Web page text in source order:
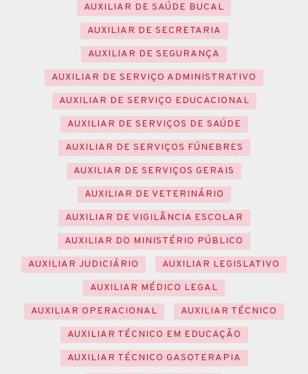
AUXILIAR DE SAÚDE BUCAL
AUXILIAR DE SECRETARIA
AUXILIAR DE SEGURANÇA
AUXILIAR DE SERVIÇO ADMINISTRATIVO
AUXILIAR DE SERVIÇO EDUCACIONAL
AUXILIAR DE SERVIÇOS DE SAÚDE
AUXILIAR DE SERVIÇOS FÚNEBRES
AUXILIAR DE SERVIÇOS GERAIS
AUXILIAR DE VETERINÁRIO
AUXILIAR DE VIGILÂNCIA ESCOLAR
AUXILIAR DO MINISTÉRIO PÚBLICO
AUXILIAR JUDICIÁRIO
AUXILIAR LEGISLATIVO
AUXILIAR MÉDICO LEGAL
AUXILIAR OPERACIONAL
AUXILIAR TÉCNICO
AUXILIAR TÉCNICO EM EDUCAÇÃO
AUXILIAR TÉCNICO GASOTERAPIA